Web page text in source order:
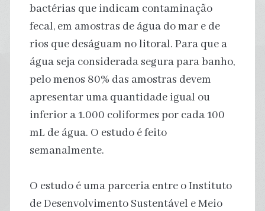
bactérias que indicam contaminação
fecal, em amostras de água do mar e de
rios que deságuam no litoral. Para que a
água seja considerada segura para banho,
pelo menos 80% das amostras devem
apresentar uma quantidade igual ou
inferior a 1.000 coliformes por cada 100
mL de água. O estudo é feito
semanalmente.
O estudo é uma parceria entre o Instituto
de Desenvolvimento Sustentável e Meio